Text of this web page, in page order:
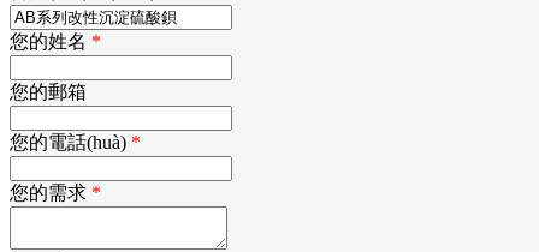
您的姓名 *
您的郵箱
您的電話(huà) *
您的需求 *